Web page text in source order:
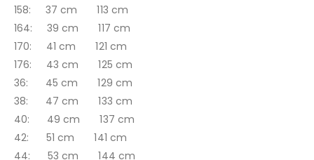
158: 37 cm 113 cm
164: 39 cm 117 cm
170: 41 cm 121 cm
176: 43 cm 125 cm
36: 45 cm 129 cm
38: 47 cm 133 cm
40: 49 cm 137 cm
42: 51 cm 141 cm
44: 53 cm 144 cm